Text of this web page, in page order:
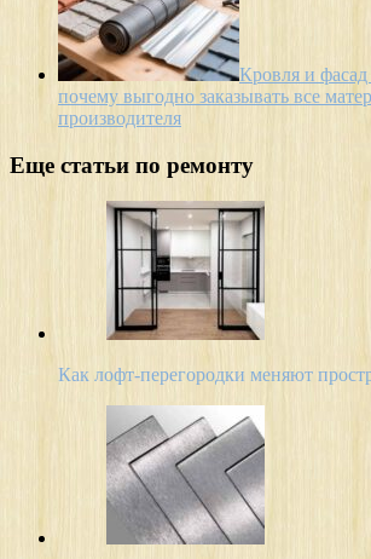
Кровля и
почему выгодно заказывать все
производителя
Еще статьи по ремонту
Как лофт-перегородки меняют